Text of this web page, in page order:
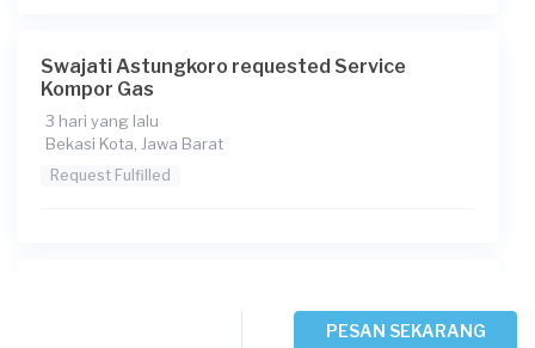
Swajati Astungkoro requested Service
Kompor Gas
3 hari yang lalu
Bekasi Kota, Jawa Barat
Request Fulfilled
PESAN SEKARANG